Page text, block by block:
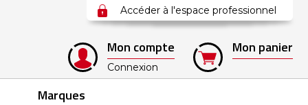
Accéder à l'espace professionnel
Mon compte
Connexion
Mon panier
Marques